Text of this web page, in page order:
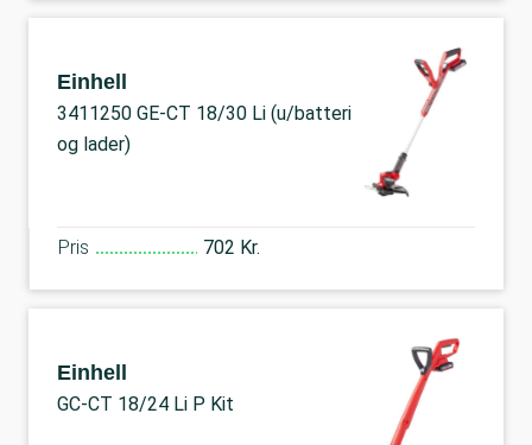
Einhell
3411250 GE-CT 18/30 Li (u/batteri
og lader)
Pris 702 Kr.
Einhell
GC-CT 18/24 Li P Kit